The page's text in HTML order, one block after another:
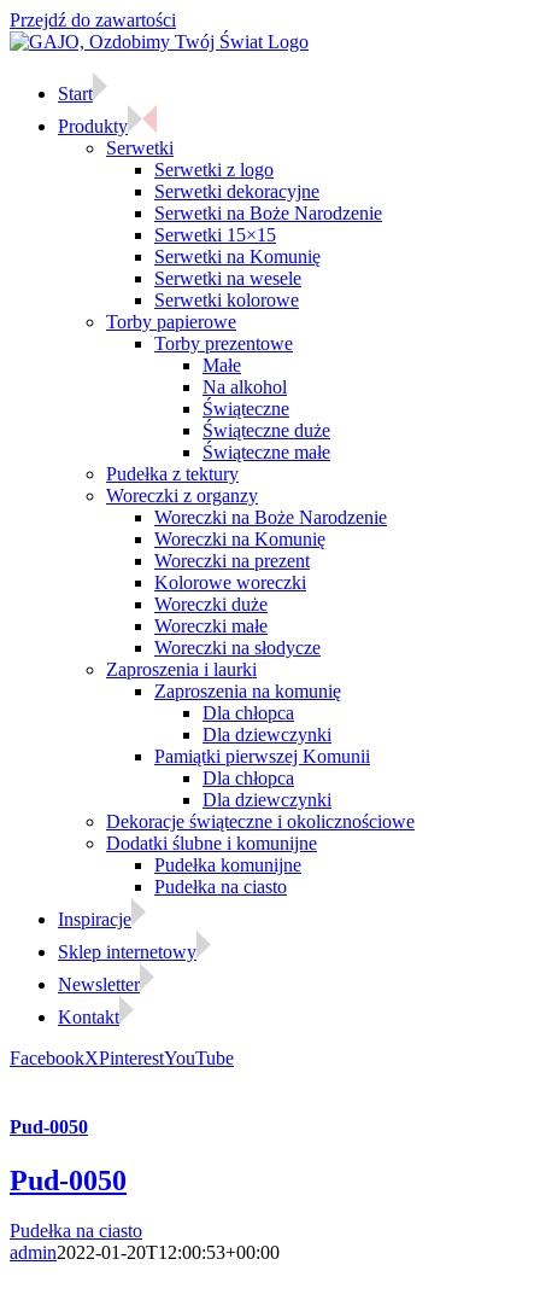
Przejdź do zawartości
Start
Produkty
Serwetki
Serwetki z logo
Serwetki dekoracyjne
Serwetki na Boże Narodzenie
Serwetki 15×15
Serwetki na Komunię
Serwetki na wesele
Serwetki kolorowe
Torby papierowe
Torby prezentowe
Małe
Na alkohol
Świąteczne
Świąteczne duże
Świąteczne małe
Pudełka z tektury
Woreczki z organzy
Woreczki na Boże Narodzenie
Woreczki na Komunię
Woreczki na prezent
Kolorowe woreczki
Woreczki duże
Woreczki małe
Woreczki na słodycze
Zaproszenia i laurki
Zaproszenia na komunię
Dla chłopca
Dla dziewczynki
Pamiątki pierwszej Komunii
Dla chłopca
Dla dziewczynki
Dekoracje świąteczne i okolicznościowe
Dodatki ślubne i komunijne
Pudełka komunijne
Pudełka na ciasto
Inspiracje
Sklep internetowy
Newsletter
Kontakt
FacebookXPinterestYouTube
Pud-0050
Pud-0050
Pudełka na ciasto
admin2022-01-20T12:00:53+00:00